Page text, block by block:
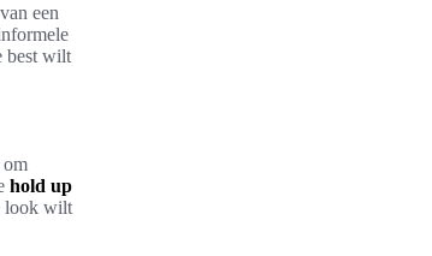
een
best wilt
om
hold up
look wilt